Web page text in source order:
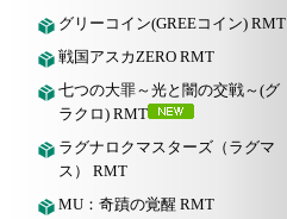
グリーコイン(GREEコイン) RMT
戦国アスカZERO RMT
七つの大罪～光と闇の交戦～(グ
ラクロ) RMT
ラグナロクマスターズ（ラグマ
ス） RMT
MU：奇蹟の覚醒 RMT